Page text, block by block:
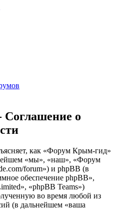
о
как «Форум Крым-гид»
«мы», «наш», «Форум
forum») и phpBB (в
обеспечение phpBB»,
«phpBB Teams»)
во время любой из
(в дальнейшем «ваша